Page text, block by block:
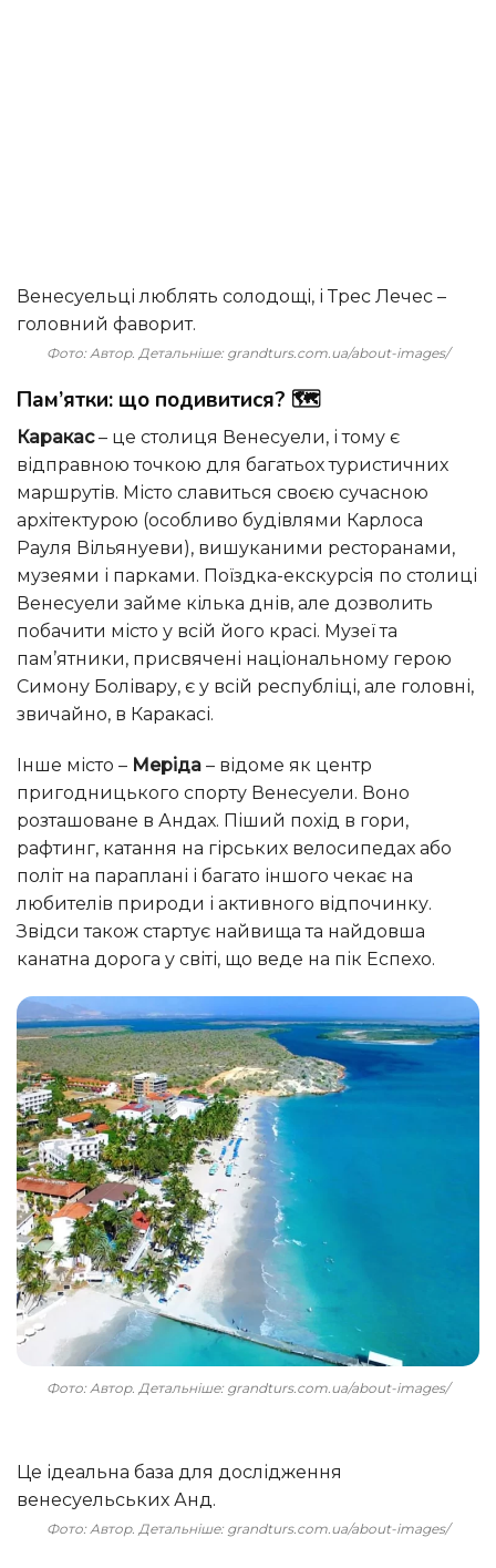
Венесуельці люблять солодощі, і Трес Лечес –
головний фаворит.
Фото: Автор. Детальніше: grandturs.com.ua/about-images/
Пам’ятки: що подивитися? 🗺️
Каракас– це столиця Венесуели, і тому є
відправною точкою для багатьох туристичних
маршрутів. Місто славиться своєю сучасною
архітектурою (особливо будівлями Карлоса
Рауля Вільянуеви), вишуканими ресторанами,
музеями і парками. Поїздка-екскурсія по столиці
Венесуели займе кілька днів, але дозволить
побачити місто у всій його красі. Музеї та
пам’ятники, присвячені національному герою
Симону Болівару, є у всій республіці, але головні,
звичайно, в Каракасі.
Інше місто – Меріда – відоме як центр
пригодницького спорту Венесуели. Воно
розташоване в Андах. Піший похід в гори,
рафтинг, катання на гірських велосипедах або
політ на параплані і багато іншого чекає на
любителів природи і активного відпочинку.
Звідси також стартує найвища та найдовша
канатна дорога у світі, що веде на пік Еспехо.
Фото: Автор. Детальніше: grandturs.com.ua/about-images/
Це ідеальна база для дослідження
венесуельських Анд.
Фото: Автор. Детальніше: grandturs.com.ua/about-images/